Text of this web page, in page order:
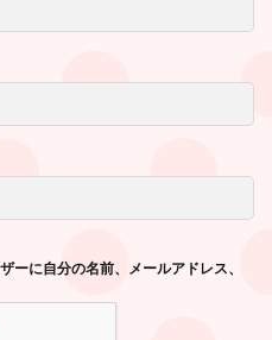
ーに自分の名前、メールアドレス、